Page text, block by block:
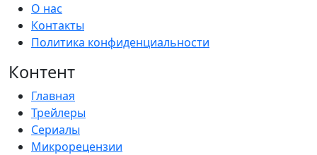
О нас
Контакты
Политика конфиденциальности
Контент
Главная
Трейлеры
Сериалы
Микрорецензии